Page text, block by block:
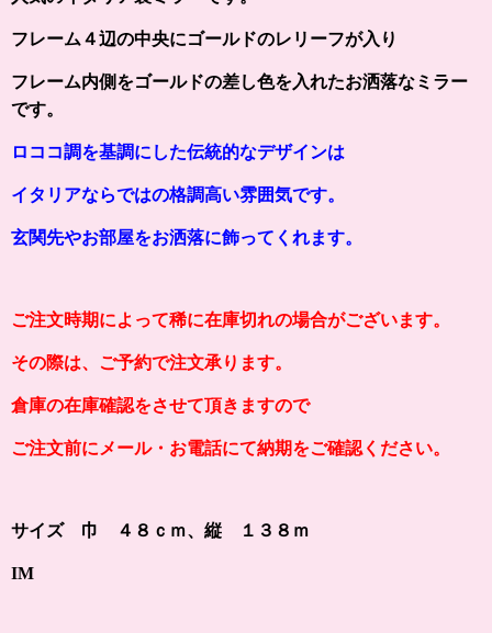
フレーム４辺の中央にゴールドのレリーフが入り
フレーム内側をゴールドの差し色を入れたお洒落なミラー
です。
ロココ調を基調にした伝統的なデザインは
イタリアならではの格調高い雰囲気です。
玄関先やお部屋をお洒落に飾ってくれます。
ご注文時期によって稀に在庫切れの場合がございます。
その際は、ご予約で注文承ります。
倉庫の在庫確認をさせて頂きますので
ご注文前にメール・お電話にて納期をご確認ください。
サイズ 巾 ４８ｃｍ、縦 １３８ｍ
IM